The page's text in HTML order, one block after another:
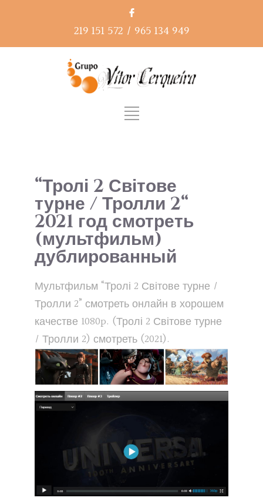
219 151 572 / 965 134 949
“Тролі 2 Світове
турне / Тролли 2“
2021 год смотреть
(мультфильм)
дублированный
Мультфильм “Тролі 2 Світове турне /
Тролли 2” смотреть онлайн в хорошем
качестве 1080p. (Тролі 2 Світове турне
/ Тролли 2) смотреть (2021).